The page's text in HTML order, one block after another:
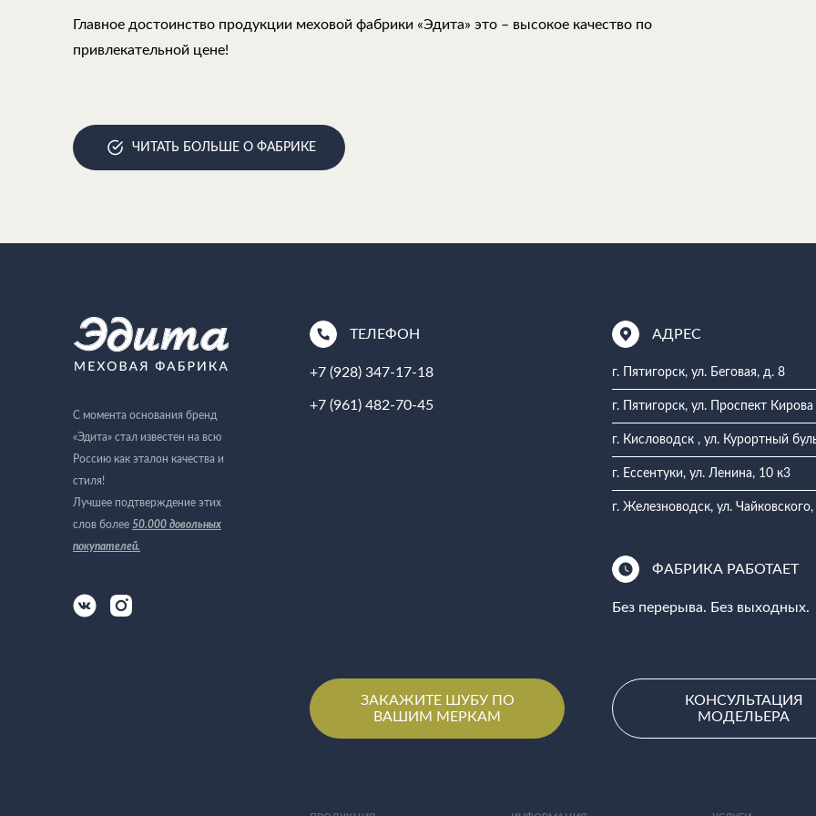
Главное достоинство продукции меховой фабрики «Эдита» это – высокое качество по
привлекательной цене!
ЧИТАТЬ БОЛЬШЕ О ФАБРИКЕ
С момента основания бренд
«Эдита» стал известен на всю
Россию как эталон качества и
стиля!
Лучшее подтверждение этих
слов более 50.000 довольных
покупателей.
ТЕЛЕФОН
+7 (928) 347-17-18
+7 (961) 482-70-45
АДРЕС
г. Пятигорск, ул. Беговая, д. 8
г. Пятигорск, ул. Проспект
г. Кисловодск , ул. Курортный
г. Ессентуки, ул. Ленина, 10 к3
г. Железноводск, ул.
ФАБРИКА РАБОТАЕТ
Без перерыва. Без выходных.
ЗАКАЖИТЕ ШУБУ ПО
ВАШИМ МЕРКАМ
КОНСУЛЬТАЦИЯ
МОДЕЛЬЕРА